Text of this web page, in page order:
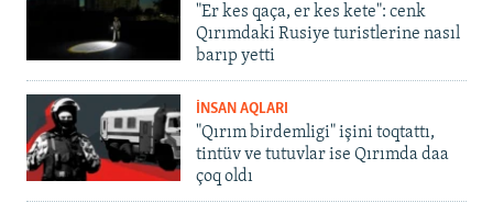
"Er kes qaça, er kes kete": cenk
Qırımdaki Rusiye turistlerine nasıl
barıp yetti
İNSAN AQLARI
"Qırım birdemligi" işini toqtattı,
tintüv ve tutuvlar ise Qırımda daa
çoq oldı